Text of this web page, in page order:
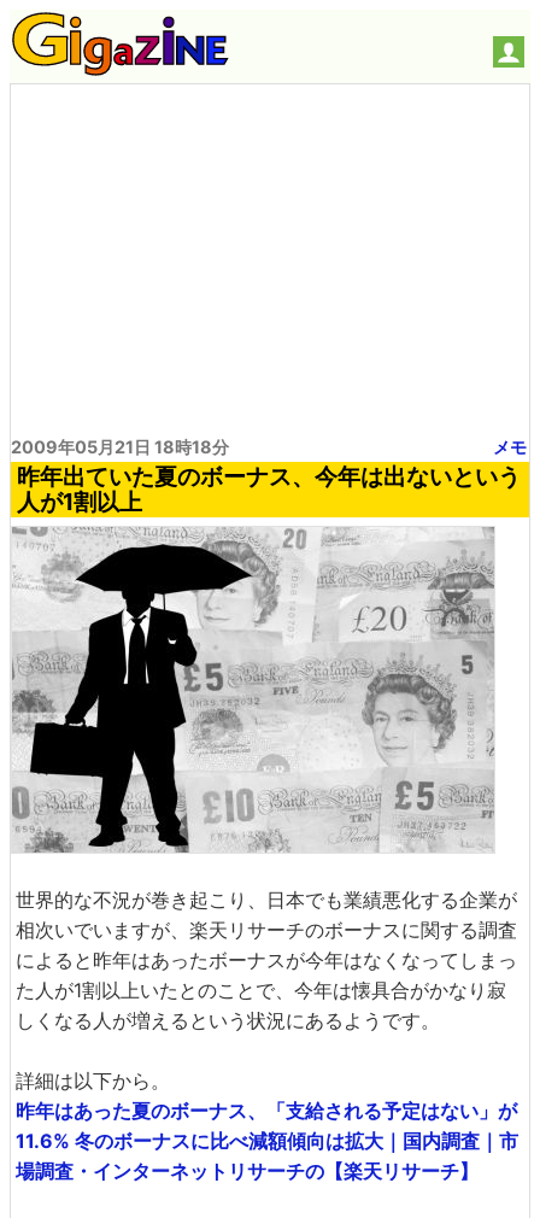
2009年05月21日 18時18分 メモ
昨年出ていた夏のボーナス、今年は出ないという
人が1割以上
世界的な不況が巻き起こり、日本でも業績悪化する企業が
相次いでいますが、楽天リサーチのボーナスに関する調査
によると昨年はあったボーナスが今年はなくなってしまっ
た人が1割以上いたとのことで、今年は懐具合がかなり寂
しくなる人が増えるという状況にあるようです。
詳細は以下から。
昨年はあった夏のボーナス、「支給される予定はない」が
11.6% 冬のボーナスに比べ減額傾向は拡大｜国内調査｜市
場調査・インターネットリサーチの【楽天リサーチ】